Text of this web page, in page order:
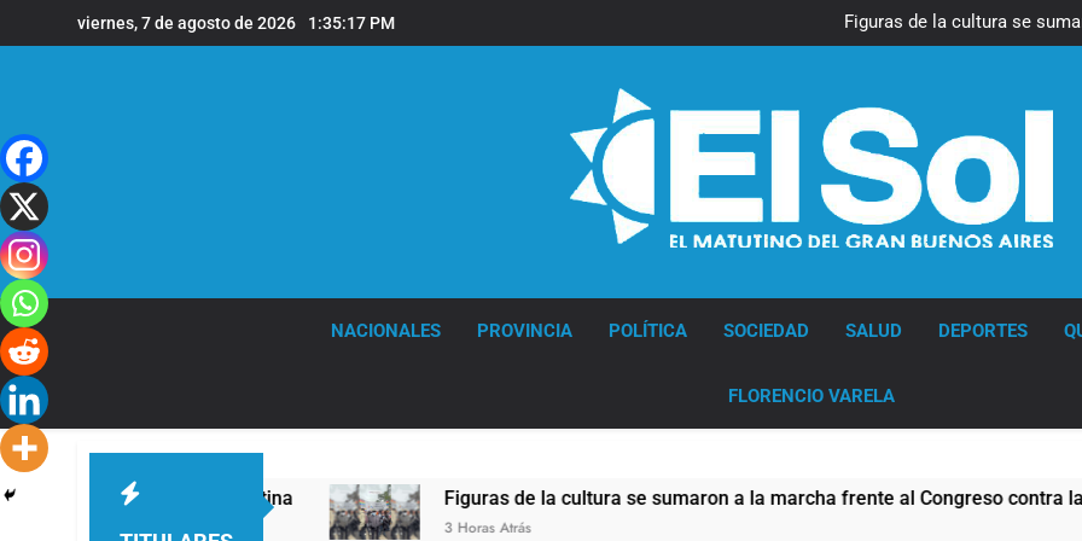
al
viernes, 7 de agosto de 2026 1:35:18 PM
Figuras de la cultura se
Nueva jornada negativa
Figuras de la cultura se
Nueva jornada negativa
en Wall Street y el
Jorge Macri condenó los
NACIONALES PROVINCIA POLÍTICA SOCIEDAD SALUD DEPORTES
FLORENCIO VARELA
León XIV a la Argentina Figuras de la cultura se sumaron a la marcha frente al Congreso contra la Ley
3 Horas Atrás